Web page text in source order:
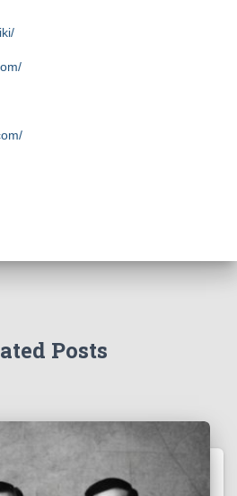
Posts